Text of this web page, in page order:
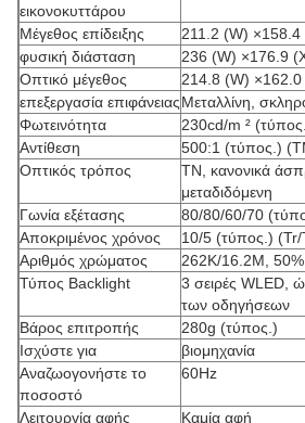
εικονοκυττάρου
Μέγεθος επίδειξης
211.2 (W) ×158.4
φυσική διάσταση
236 (W) ×176.9
Οπτικό μέγεθος
214.8 (W) ×162.0
επεξεργασία επιφάνειαςΜεταλλίνη,
Φωτεινότητα
230cd/m ²
Αντίθεση
500:1 (τύπος.)
Οπτικός τρόπος
TN, κανονικά
μεταδιδόμενη
Γωνία εξέτασης
80/80/60/70
Αποκριμένος χρόνος
10/5 (τύπος.)
Αριθμός χρώματος
262K/16.2M,
Τύπος Backlight
3 σειρές WLED,
των οδηγήσεων
Βάρος επιτροπής
280g (τύπος.)
Ισχύστε για
βιομηχανία
Αναζωογονήστε το
ποσοστό
60Hz
Λειτουργία αφής
Καμία αφή